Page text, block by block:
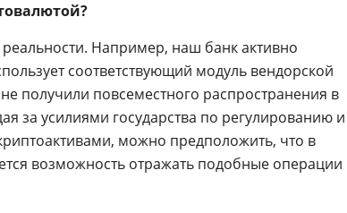
Например, наш банк активно
соответствующий модуль вендорской
получили повсеместного распространения в
за усилиями государства по регулированию и
можно предположить, что в
возможность отражать подобные операции